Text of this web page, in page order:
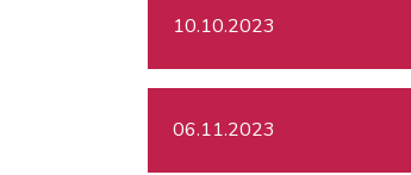
10.10.2023
06.11.2023